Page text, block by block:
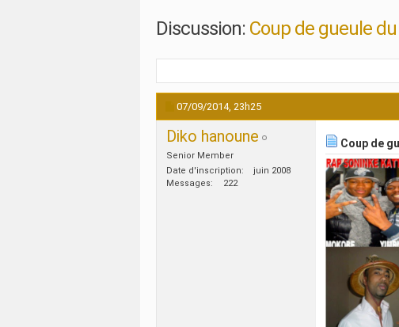
Discussion: Coup de gueule
07/09/2014, 23h25
Diko hanoune
Senior Member
Date d'inscription
juin 2008
Messages
222
Coup de